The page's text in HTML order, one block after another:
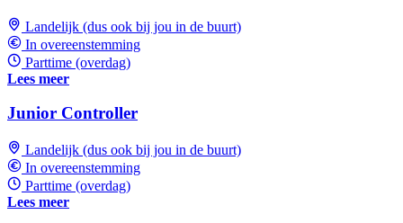
Landelijk (dus ook bij jou in de buurt)
In overeenstemming
Parttime (overdag)
Lees meer
Junior Controller
Landelijk (dus ook bij jou in de buurt)
In overeenstemming
Parttime (overdag)
Lees meer